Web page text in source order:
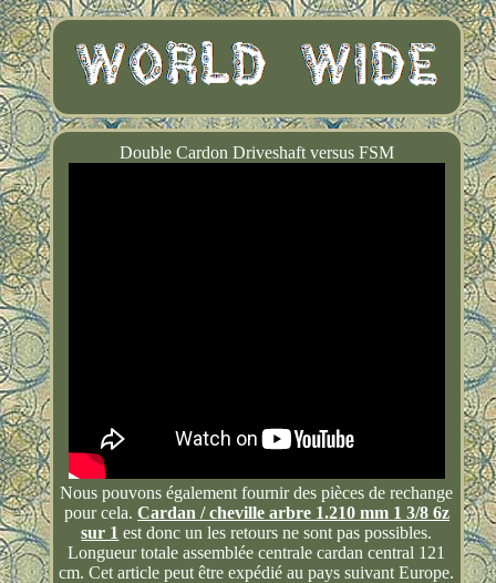
Double Cardon Driveshaft versus FSM
Nous pouvons également fournir des pièces de rechange
pour cela. Cardan / cheville arbre 1.210 mm 1 3/8 6z
sur 1 est donc un les retours ne sont pas possibles.
Longueur totale assemblée centrale cardan central 121
cm. Cet article peut être expédié au pays suivant Europe.